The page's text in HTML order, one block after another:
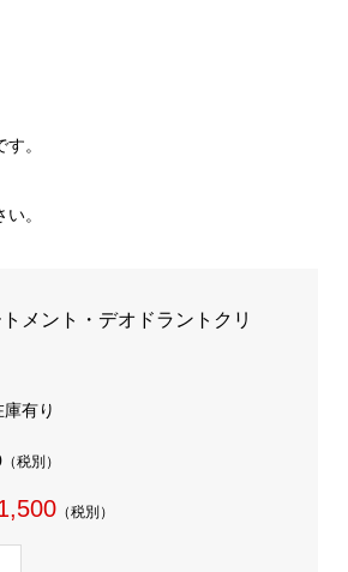
。
。
メント・デオドラントクリ
有り
（税別）
（税別）